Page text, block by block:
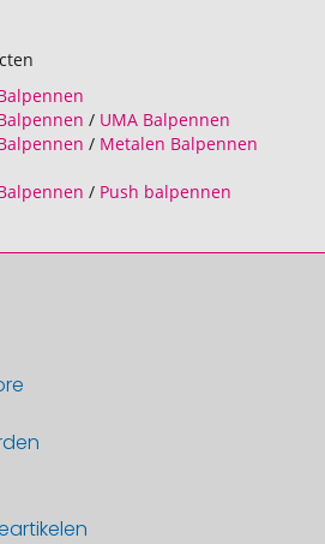
/ UMA Balpennen
/ Metalen Balpennen
/ Push balpennen